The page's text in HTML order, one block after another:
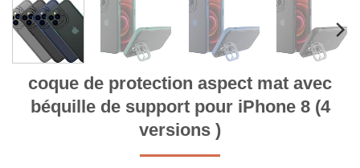
coque de protection aspect mat avec
béquille de support pour iPhone 8 (4
versions )